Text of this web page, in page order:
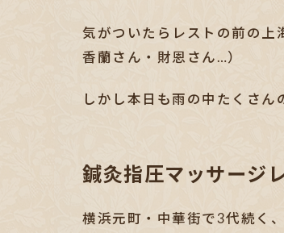
気がついたらレストの前の
香蘭さん・財恩さん…）
しかし本日も雨の中たくさ
鍼灸指圧マッサージ
横浜元町・中華街で3代続く